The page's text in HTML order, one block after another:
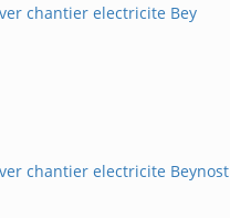
chantier electricite Bey
chantier electricite Beynost